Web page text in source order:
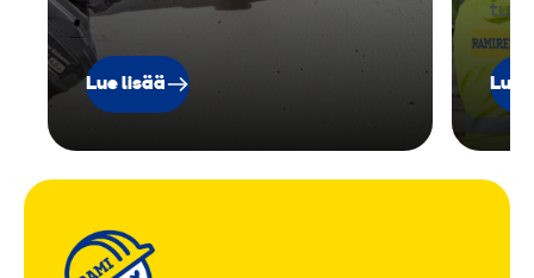
Lue lisää Lue